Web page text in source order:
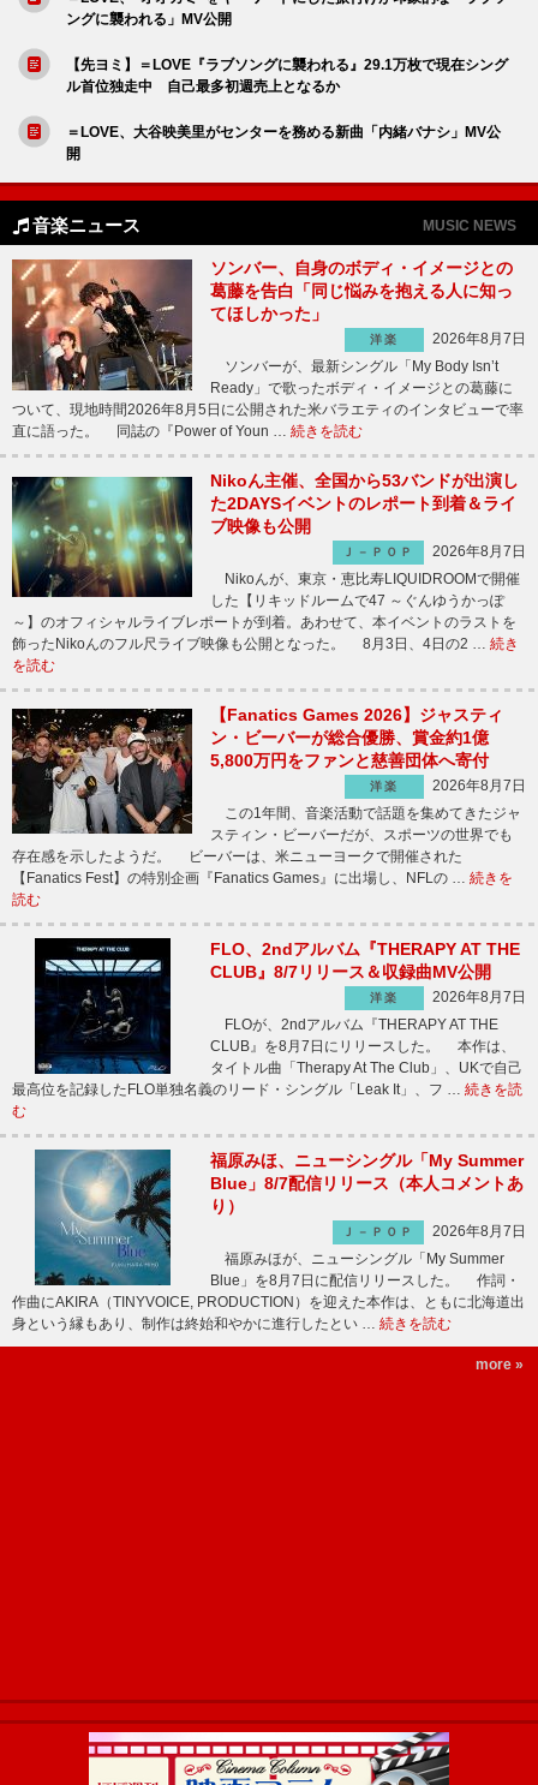
ングに襲われる」MV公開
【先ヨミ】＝LOVE『ラブソングに襲われる』29.1万枚で現在シング
ル首位独走中 自己最多初週売上となるか
＝LOVE、大谷映美里がセンターを務める新曲「内緒バナシ」MV公
開
音楽ニュース MUSIC NEWS
ソンバー、自身のボディ・イメージとの
葛藤を告白「同じ悩みを抱える人に知っ
てほしかった」
洋楽
2026年8月7日
ソンバーが、最新シングル「My Body Isn’t
Ready」で歌ったボディ・イメージとの葛藤に
ついて、現地時間2026年8月5日に公開された米バラエティのインタビューで率
直に語った。 同誌の『Power of Youn … 続きを読む
Nikoん主催、全国から53バンドが出演し
た2DAYSイベントのレポート到着＆ライ
ブ映像も公開
Ｊ－ＰＯＰ
2026年8月7日
Nikoんが、東京・恵比寿LIQUIDROOMで開催
した【リキッドルームで47 ～ぐんゆうかっぽ
～】のオフィシャルライブレポートが到着。あわせて、本イベントのラストを
飾ったNikoんのフル尺ライブ映像も公開となった。 8月3日、4日の2 … 続き
を読む
【Fanatics Games 2026】ジャスティ
ン・ビーバーが総合優勝、賞金約1億
5,800万円をファンと慈善団体へ寄付
洋楽
2026年8月7日
この1年間、音楽活動で話題を集めてきたジャ
スティン・ビーバーだが、スポーツの世界でも
存在感を示したようだ。 ビーバーは、米ニューヨークで開催された
【Fanatics Fest】の特別企画『Fanatics Games』に出場し、NFLの … 続きを
読む
FLO、2ndアルバム『THERAPY AT THE
CLUB』8/7リリース＆収録曲MV公開
洋楽
2026年8月7日
FLOが、2ndアルバム『THERAPY AT THE
CLUB』を8月7日にリリースした。 本作は、
タイトル曲「Therapy At The Club」、UKで自己
最高位を記録したFLO単独名義のリード・シングル「Leak It」、フ … 続きを読
む
福原みほ、ニューシングル「My Summer
Blue」8/7配信リリース（本人コメントあ
り）
Ｊ－ＰＯＰ
2026年8月7日
福原みほが、ニューシングル「My Summer
Blue」を8月7日に配信リリースした。 作詞・
作曲にAKIRA（TINYVOICE, PRODUCTION）を迎えた本作は、ともに北海道出
身という縁もあり、制作は終始和やかに進行したとい … 続きを読む
more »